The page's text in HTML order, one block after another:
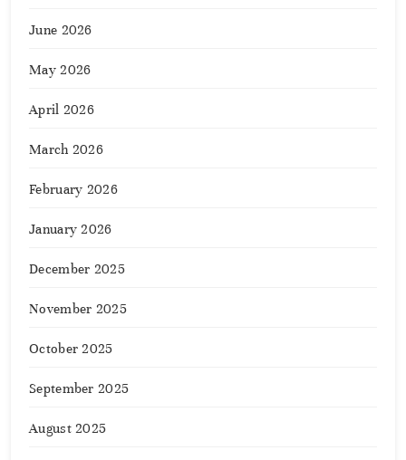
June 2026
May 2026
April 2026
March 2026
February 2026
January 2026
December 2025
November 2025
October 2025
September 2025
August 2025